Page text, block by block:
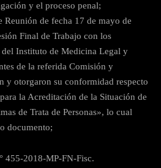
y el proceso penal;
Reunión de fecha 17 de mayo de
Final de Trabajo con los
del Instituto de Medicina Legal y
de la referida Comisión y
y otorgaron su conformidad respecto
la Acreditación de la Situación de
de Trata de Personas», lo cual
documento;
455-2018-MP-FN-Fisc.